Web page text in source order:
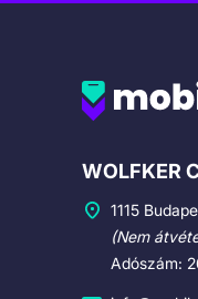
WOLFKER
1115
(Nem
Adószám: